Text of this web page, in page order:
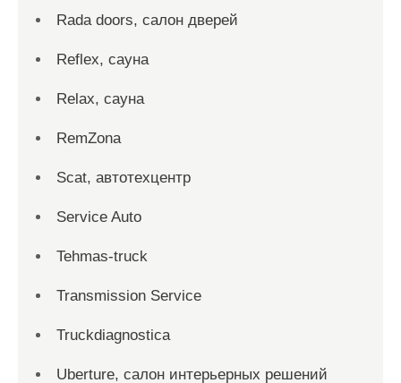
Rada doors, салон дверей
Reflex, сауна
Relax, сауна
RemZona
Scat, автотехцентр
Service Auto
Tehmas-truck
Transmission Service
Truckdiagnostica
Uberture, салон интерьерных решений